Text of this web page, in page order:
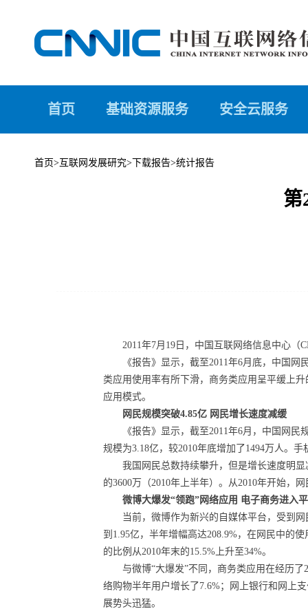
首页 基础资源服务 安全云服务
首页>互联网发展研究> 下载报告>统计报告
第
2011年7月19日 ，中国互联网络信息中心（
《报告》显示，截至2011年6月底，中国网民
类应用使用率有所下滑，商务类应用呈平缓上
应用模式。
网民规模突破4.85亿 网民增长速度减缓
《报告》显示，截至2011年6月，中国网
规模为3.18亿，较2010年底增加了1494万人。
我国网民总数持续攀升，但是增长速度明
的3600万（2010年上半年）。从2010年开始，
微博大爆发“领跑”网络应用 电子商务进入
当前，微博作为新兴的自媒体平台，受到
到1.95亿，半年增幅高达208.9%，在网民中的
的比例从2010年末的15.5%上升至34%。
与微博“大爆发”不同，商务类应用在经历
络购物半年用户增长了7.6%；网上银行和网上
展势头迅猛。